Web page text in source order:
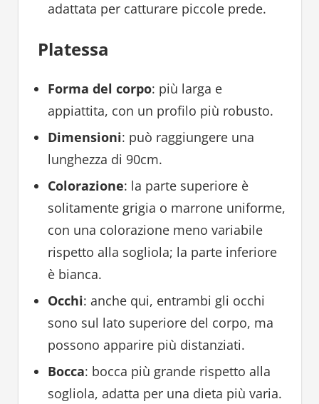
adattata per catturare piccole prede.
Platessa
Forma del corpo: più larga e
appiattita, con un profilo più robusto.
Dimensioni: può raggiungere una
lunghezza di 90cm.
Colorazione: la parte superiore è
solitamente grigia o marrone uniforme,
con una colorazione meno variabile
rispetto alla sogliola; la parte inferiore
è bianca.
Occhi: anche qui, entrambi gli occhi
sono sul lato superiore del corpo, ma
possono apparire più distanziati.
Bocca: bocca più grande rispetto alla
sogliola, adatta per una dieta più varia.